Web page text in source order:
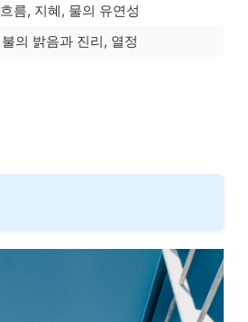
흐름, 지혜, 물의 유연성
불의 밝음과 진리, 열정